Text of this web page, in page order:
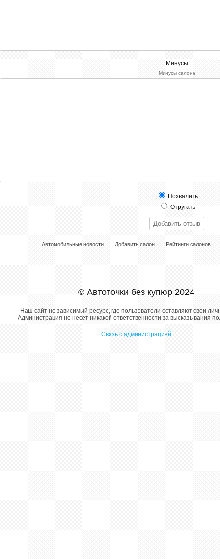
Минусы
Минусы салона
Похвалить
Отругать
Автомобильные новости Добавить салон Рейтинги салонов
© Автоточки без купюр 2024
Наш сайт не зависимый ресурс, где пользователи оставляют свои
Администрация не несет никакой ответственности за высказывания
Связь с администрацией